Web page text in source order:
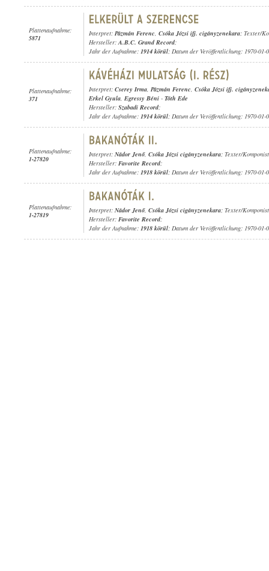
Plattenaufnahme:
5871
Interpret: Pázmán Ferenc, Csóka Józsi ifj. cigányzenekara; Texter/
Hersteller:A.B.C. Grand Record;
Jahr der Aufnahme: 1914 körül; Datum der Veröffentlichung: 1970-01-
Plattenaufnahme:
371
Interpret: Cserey Irma, Pázmán Ferenc, Csóka Józsi ifj.
Erkel Gyula, Egressy Béni - Tóth Ede
Hersteller: Szabadi Record;
Jahr der Aufnahme: 1914 körül; Datum der Veröffentlichung: 1970-01-
Plattenaufnahme:
1-27820
Interpret: Nádor Jenő, Csóka Józsi cigányzenekara; Texter/
Hersteller: Favorite Record;
Jahr der Aufnahme: 1918 körül; Datum der Veröffentlichung: 1970-01-
Plattenaufnahme:
1-27819
Interpret: Nádor Jenő, Csóka Józsi cigányzenekara; Texter/
Hersteller: Favorite Record;
Jahr der Aufnahme: 1918 körül; Datum der Veröffentlichung: 1970-01-